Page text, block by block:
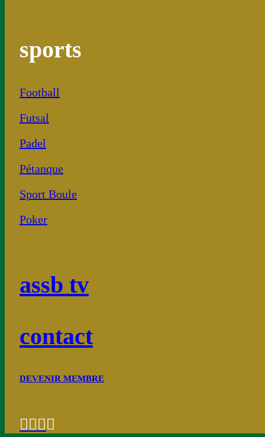
sports
Football
Futsal
Padel
Pétanque
Sport Boule
Poker
assb tv
contact
DEVENIR MEMBRE